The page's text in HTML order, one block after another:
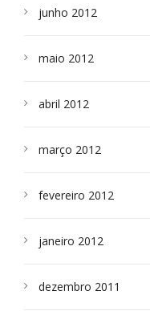
junho 2012
maio 2012
abril 2012
março 2012
fevereiro 2012
janeiro 2012
dezembro 2011